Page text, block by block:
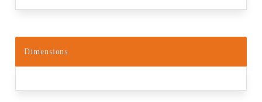
Dimensions